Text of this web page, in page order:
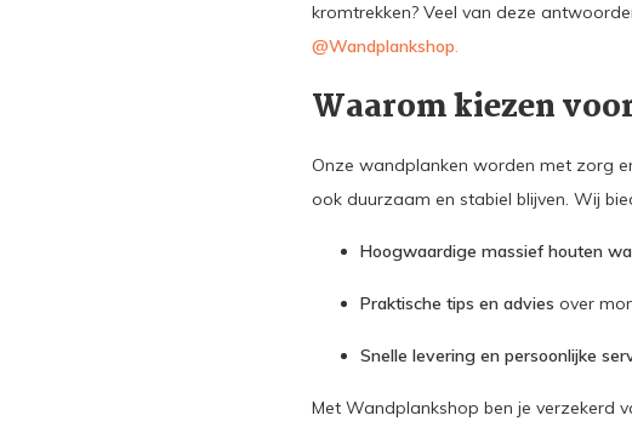
kromtrekken? Veel van deze
@Wandplankshop.
Waarom kiezen
Onze wandplanken worden met zorg
ook duurzaam en stabiel blijven. Wij
Hoogwaardige massief houten
Praktische tips en advies over
Snelle levering en persoonlijke
Met Wandplankshop ben je verzekerd